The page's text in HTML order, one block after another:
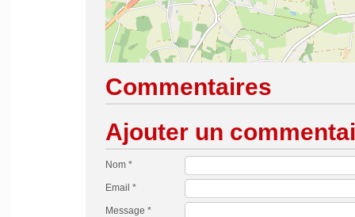
Commentaires
Ajouter un
Nom *
Email *
Message *